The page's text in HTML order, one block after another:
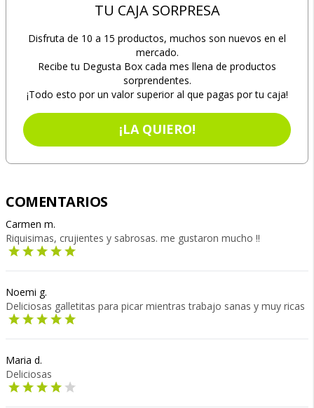
TU CAJA SORPRESA
Disfruta de 10 a 15 productos, muchos son nuevos en el
mercado.
Recibe tu Degusta Box cada mes llena de productos
sorprendentes.
¡Todo esto por un valor superior al que pagas por tu caja!
¡LA QUIERO!
COMENTARIOS
Carmen m.
Riquisimas, crujientes y sabrosas. me gustaron mucho !!
Noemi g.
Deliciosas galletitas para picar mientras trabajo sanas y muy ricas
Maria d.
Deliciosas